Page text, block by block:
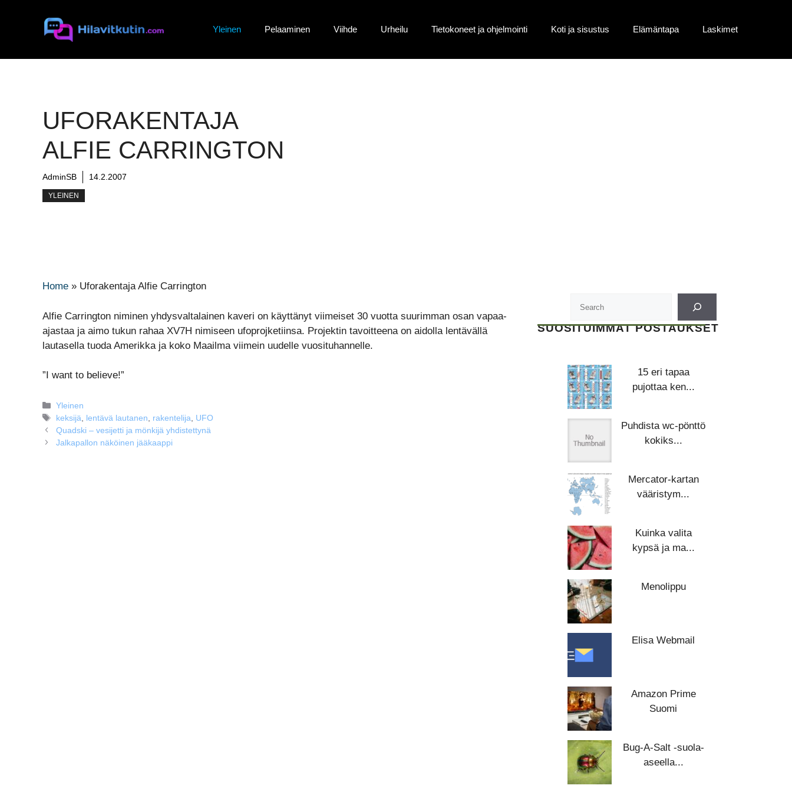
Yleinen Pelaaminen Viihde Urheilu Tietokoneet ja ohjelmointi Koti ja sisustus Elämäntapa Laskimet
UFORAKENTAJA
ALFIE CARRINGTON
AdminSB 14.2.2007
YLEINEN
Home » Uforakentaja Alfie Carrington
Alfie Carrington niminen yhdysvaltalainen kaveri on käyttänyt viimeiset 30 vuotta suurimman osan vapaa-
ajastaa ja aimo tukun rahaa XV7H nimiseen ufoprojketiinsa. Projektin tavoitteena on aidolla lentävällä
lautasella tuoda Amerikka ja koko Maailma viimein uudelle vuosituhannelle.
”I want to believe!”
Kategoriat
Yleinen
Avainsanat
keksijä lentävä lautanen rakentelija
UFO
Quadski – vesijetti ja mönkijä yhdistettynä
Jalkapallon näköinen jääkaappi
SUOSITUIMMAT POSTAUKSET
15 eri tapaa
pujottaa ken...
Puhdista wc-pönttö
kokiks...
Mercator-kartan
vääristym...
Kuinka valita
kypsä ja ma...
Menolippu
Elisa Webmail
Amazon Prime
Suomi
Bug-A-Salt -suola-
aseella...